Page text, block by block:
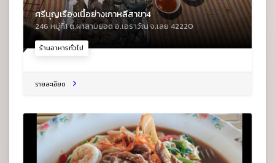
ร้านอาหารทั่วไป
ศรีบุญเรืองเนื้อย่างเกาหลีสาขา4
246 หมู่ที่1 ต.ผาสามยอด อ.เอราวัณ จ.เลย 42220
รายละเอียด